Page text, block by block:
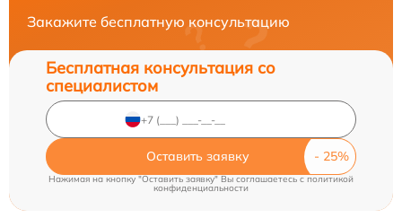
Закажите бесплатную консультацию
Бесплатная консультация со
специалистом
Оставить заявку
Нажимая на кнопку "Оставить заявку" Вы соглашаетесь cполитикой
конфиденциальности